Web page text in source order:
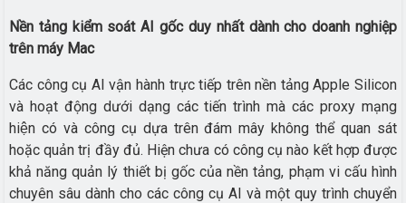
Nền tảng kiểm soát AI gốc duy nhất dành cho doanh nghiệp
trên máy Mac
Các công cụ AI vận hành trực tiếp trên nền tảng Apple Silicon
và hoạt động dưới dạng các tiến trình mà các proxy mạng
hiện có và công cụ dựa trên đám mây không thể quan sát
hoặc quản trị đầy đủ. Hiện chưa có công cụ nào kết hợp được
khả năng quản lý thiết bị gốc của nền tảng, phạm vi cấu hình
chuyên sâu dành cho các công cụ AI và một quy trình chuyển